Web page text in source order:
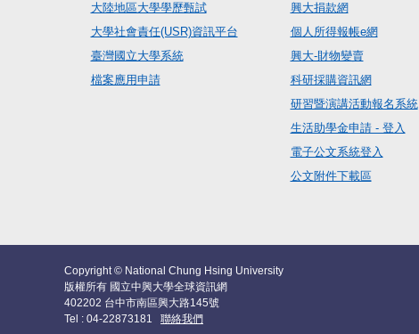
大陸地區大學學歷甄試
大學社會責任(USR)資訊平台
臺灣國立大學系統
檔案應用申請
興大捐款網
個人所得報帳e網
興大-財物變賣
科研採購資訊網
研習暨演講活動報名系統
生活助學金申請 - 登入
電子公文系統登入
公文附件下載區
Copyright © National Chung Hsing University
版權所有 國立中興大學全球資訊網
402202 台中市南區興大路145號
Tel : 04-22873181 聯絡我們